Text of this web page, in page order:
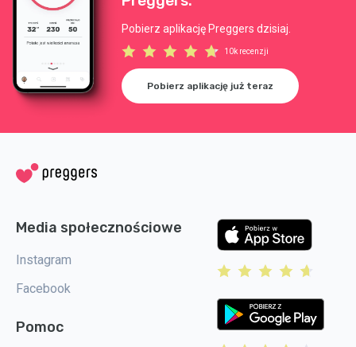
Pobierz aplikację Preggers dzisiaj.
10k recenzji
Pobierz aplikację już teraz
Media społecznościowe
Instagram
Facebook
Pomoc